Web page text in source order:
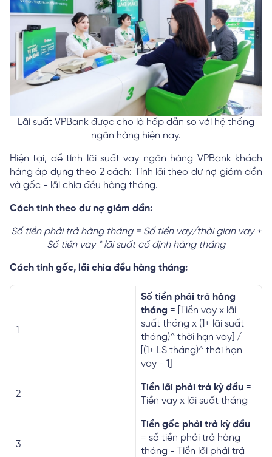
Lãi suất VPBank được cho là hấp dẫn so với hệ thống
ngân hàng hiện nay.
Hiện tại, để tính lãi suất vay ngân hàng VPBank khách
hàng áp dụng theo 2 cách: Tính lãi theo dư nợ giảm dần
và gốc - lãi chia đều hàng tháng.
Cách tính theo dư nợ giảm dần:
Số tiền phải trả hàng tháng = Số tiền vay/thời gian vay +
Số tiền vay * lãi suất cố định hàng tháng
Cách tính gốc, lãi chia đều hàng tháng:
1
Số tiền phải trả hàng
tháng = [Tiền vay x lãi
suất tháng x (1+ lãi suất
tháng)^ thời hạn vay] /
[(1+ LS tháng)^ thời hạn
vay - 1]
2
Tiền lãi phải trả kỳ đầu =
Tiền vay x lãi suất tháng
3
Tiền gốc phải trả kỳ đầu
= số tiền phải trả hàng
tháng - Tiền lãi phải trả